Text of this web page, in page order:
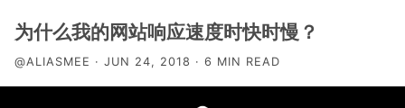
文字
为什么我的网站响应速度时快时慢？
@ALIASMEE · JUN 24, 2018 · 6 MIN READ